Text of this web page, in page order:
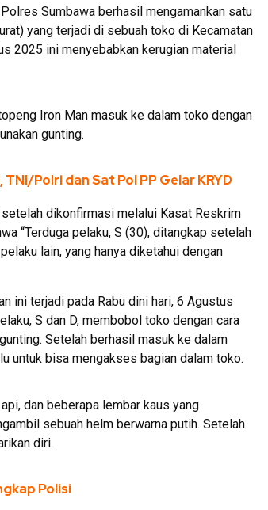
Sumbawa berhasil mengamankan satu
yang terjadi di sebuah toko di Kecamatan
2025 ini menyebabkan kerugian material
Iron Man masuk ke dalam toko dengan
gunting.
Polri dan Sat Pol PP Gelar KRYD
dikonfirmasi melalui Kasat Reskrim
“Terduga pelaku, S (30), ditangkap setelah
lain, yang hanya diketahui dengan
ini terjadi pada Rabu dini hari, 6 Agustus
S dan D, membobol toko dengan cara
Setelah berhasil masuk ke dalam
untuk bisa mengakses bagian dalam toko.
dan beberapa lembar kaus yang
sebuah helm berwarna putih. Setelah
diri.
Polisi